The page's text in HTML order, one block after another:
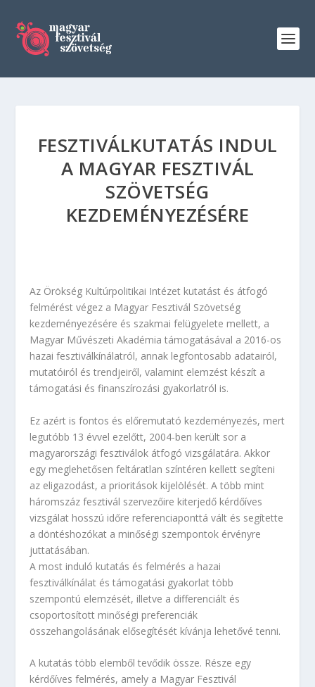
FESZTIVÁLKUTATÁS INDUL
A MAGYAR FESZTIVÁL
SZÖVETSÉG
KEZDEMÉNYEZÉSÉRE
Az Örökség Kultúrpolitikai Intézet kutatást és átfogó
felmérést végez a Magyar Fesztivál Szövetség
kezdeményezésére és szakmai felügyelete mellett, a
Magyar Művészeti Akadémia támogatásával a 2016-os
hazai fesztiválkínálatról, annak legfontosabb adatairól,
mutatóiról és trendjeiről, valamint elemzést készít a
támogatási és finanszírozási gyakorlatról is.
Ez azért is fontos és előremutató kezdeményezés, mert
legutóbb 13 évvel ezelőtt, 2004-ben került sor a
magyarországi fesztiválok átfogó vizsgálatára. Akkor
egy meglehetősen feltáratlan színtéren kellett segíteni
az eligazodást, a prioritások kijelölését. A több mint
háromszáz fesztivál szervezőire kiterjedő kérdőíves
vizsgálat hosszú időre referenciaponttá vált és segítette
a döntéshozókat a minőségi szempontok érvényre
juttatásában.
A most induló kutatás és felmérés a hazai
fesztiválkínálat és támogatási gyakorlat több
szempontú elemzését, illetve a differenciált és
csoportosított minőségi preferenciák
összehangolásának elősegítését kívánja lehetővé tenni.
A kutatás több elemből tevődik össze. Része egy
kérdőíves felmérés, amely a Magyar Fesztivál